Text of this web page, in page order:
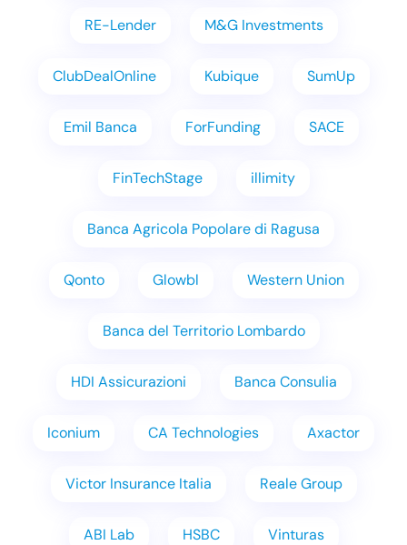
RE-Lender M&G Investments
ClubDealOnline Kubique SumUp
Emil Banca ForFunding SACE
FinTechStage illimity
Banca Agricola Popolare di Ragusa
Qonto Glowbl Western Union
Banca del Territorio Lombardo
HDI Assicurazioni Banca Consulia
Iconium CA Technologies Axactor
Victor Insurance Italia Reale Group
ABI Lab HSBC Vinturas